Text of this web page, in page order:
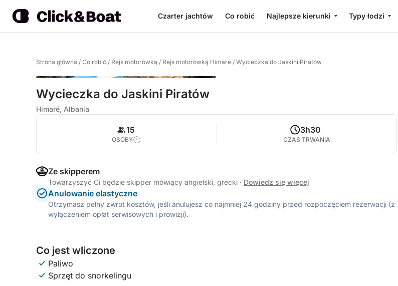
Czarter jachtów Co robić Najlepsze kierunki Typy łodzi
Strona główna / Co robić / Rejs motorówką / Rejs motorówką Himarë / Wycieczka do Jaskini Piratów
Wycieczka do Jaskini Piratów
Himarë, Albania
15
OSOBY
3h30
CZAS TRWANIA
Ze skipperem
Towarzyszyć Ci będzie skipper mówiący angielski, grecki · Dowiedz się więcej
Anulowanie elastyczne
Otrzymasz pełny zwrot kosztów, jeśli anulujesz co najmniej 24 godziny przed rozpoczęciem rezerwacji (z
wyłączeniem opłat serwisowych i prowizji).
Co jest wliczone
Paliwo
Sprzęt do snorkelingu